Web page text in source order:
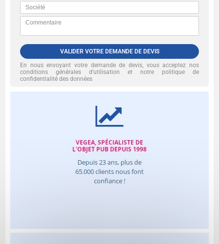
VALIDER VOTRE DEMANDE DE DEVIS
En nous envoyant votre demande de devis, vous acceptez nos
conditions générales d’utilisation et notre politique de
confidentialité des données